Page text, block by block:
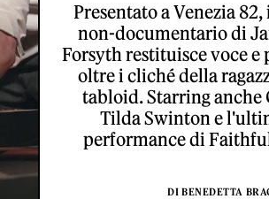
Presentato a Venezia
non-documentario di
Forsyth restituisce voce e
oltre i cliché della
tabloid. Starring anche
Tilda Swinton e
performance di
DI BENEDETTA